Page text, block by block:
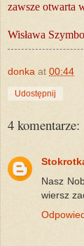
zawsze otwarta
Wisława
donka at 00:44
Udostępnij
4 komentarze:
Nasz
wiersz